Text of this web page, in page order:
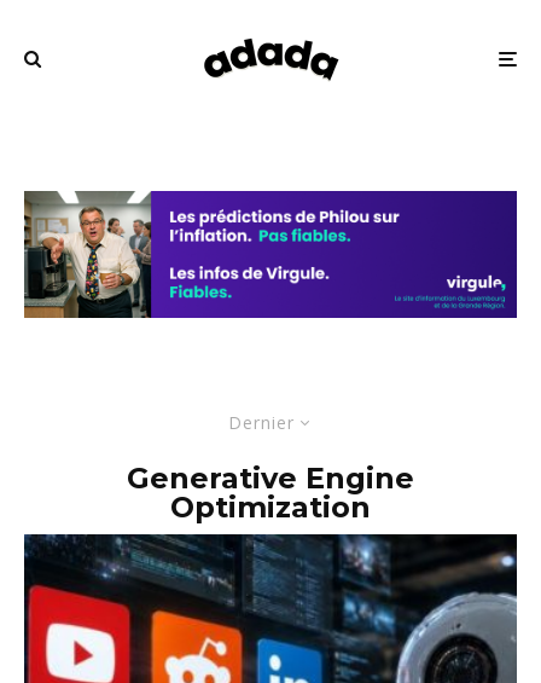
Dernier
Generative Engine
Optimization